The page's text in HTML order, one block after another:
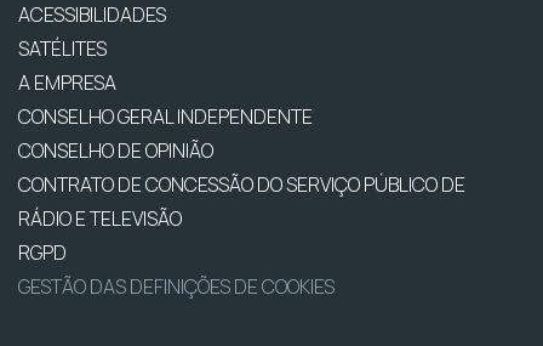
ACESSIBILIDADES
SATÉLITES
A EMPRESA
CONSELHO GERAL INDEPENDENTE
CONSELHO DE OPINIÃO
CONTRATO DE CONCESSÃO DO SERVIÇO PÚBLICO DE
RÁDIO E TELEVISÃO
RGPD
GESTÃO DAS DEFINIÇÕES DE COOKIES